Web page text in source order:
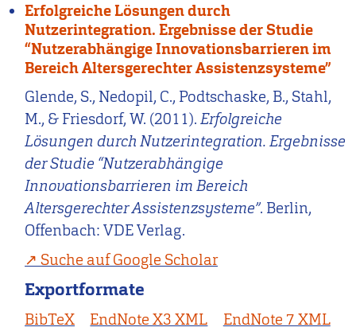
Erfolgreiche Lösungen durch
Nutzerintegration. Ergebnisse der Studie
“Nutzerabhängige Innovationsbarrieren im
Bereich Altersgerechter Assistenzsysteme”
Glende, S., Nedopil, C., Podtschaske, B., Stahl,
M., & Friesdorf, W. (2011).Erfolgreiche
Lösungen durch Nutzerintegration. Ergebnisse
der Studie “Nutzerabhängige
Innovationsbarrieren im Bereich
Altersgerechter Assistenzsysteme”. Berlin,
Offenbach: VDE Verlag.
Suche auf Google Scholar
Exportformate
BibTeX EndNote X3 XML
EndNote 7 XML